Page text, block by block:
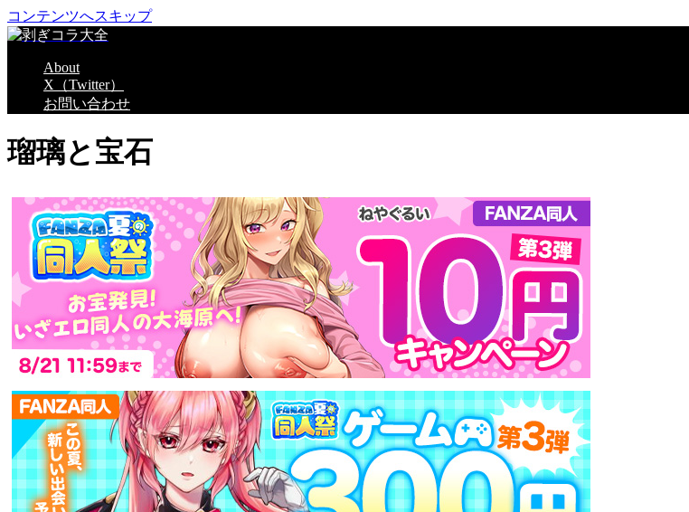
コンテンツへスキップ
About
X（Twitter）
お問い合わせ
瑠璃と宝石